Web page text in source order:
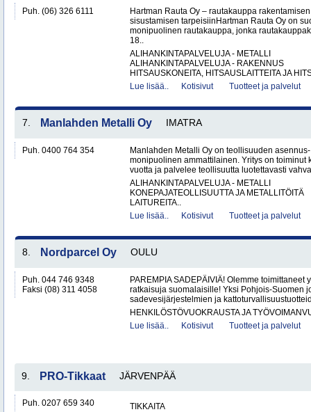
Puh. (06) 326 6111
Hartman Rauta Oy – rautakauppa
sisustamisen tarpeisiinHartman Rauta Oy on
monipuolinen rautakauppa, jonka
18..
ALIHANKINTAPALVELUJA - METALLI
ALIHANKINTAPALVELUJA - RAKENNUS
HITSAUSKONEITA, HITSAUSLAITTEITA JA
Lue lisää..
Kotisivut Tuotteet ja palvelut
7. Manlahden Metalli Oy IMATRA
Puh. 0400 764 354
Manlahden Metalli Oy on teollisuuden
monipuolinen ammattilainen. Yritys on toiminut
vuotta ja palvelee teollisuutta luotettavasti
ALIHANKINTAPALVELUJA - METALLI
KONEPAJATEOLLISUUTTA JA METALLITÖITÄ
LAITUREITA..
Lue lisää..
Kotisivut Tuotteet ja palvelut
8. Nordparcel Oy OULU
Puh. 044 746 9348
Faksi (08) 311 4058
PAREMPIA SADEPÄIVIÄ! Olemme toimittaneet
ratkaisuja suomalaisille! Yksi Pohjois-Suomen
sadevesijärjestelmien ja
HENKILÖSTÖVUOKRAUSTA JA
Lue lisää..
Kotisivut Tuotteet ja palvelut
9. PRO-Tikkaat JÄRVENPÄÄ
Puh. 0207 659 340
TIKKAITA